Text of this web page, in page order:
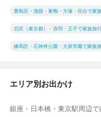
豊島区・池袋・巣鴨・大塚・目白で家
北区（東京都）・赤羽・王子で家族旅
練馬区・石神井公園・大泉学園で家族
エリア別お出かけ
銀座・日本橋・東京駅周辺